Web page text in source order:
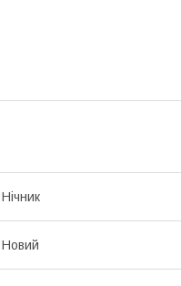
Нічник
Новий